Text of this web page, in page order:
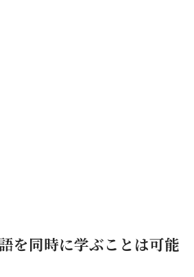
を同時に学ぶことは可能